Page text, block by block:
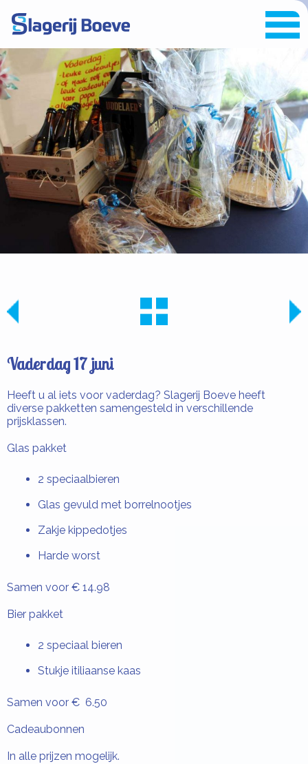
Vaderdag 17 juni
Heeft u al iets voor vaderdag? Slagerij Boeve heeft
diverse pakketten samengesteld in verschillende
prijsklassen.
Glas pakket
2 speciaalbieren
Glas gevuld met borrelnootjes
Zakje kippedotjes
Harde worst
Samen voor € 14.98
Bier pakket
2 speciaal bieren
Stukje itiliaanse kaas
Samen voor € 6.50
Cadeaubonnen
In alle prijzen mogelijk.